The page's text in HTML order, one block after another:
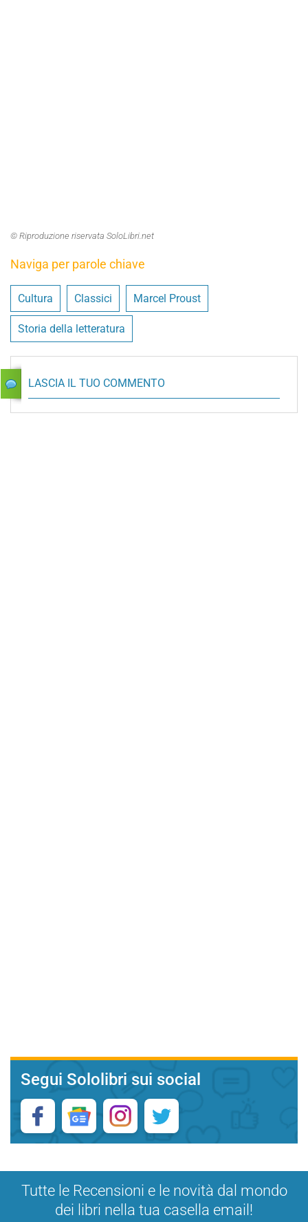
© Riproduzione riservata SoloLibri.net
Naviga per parole chiave
Cultura Classici Marcel Proust
Storia della letteratura
LASCIA IL TUO COMMENTO
Segui Sololibri sui social
Tutte le Recensioni e le novità dal mondo
dei libri nella tua casella email!